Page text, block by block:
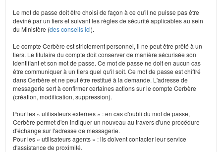
Le mot de passe doit être choisi de façon à ce qu'il ne puisse pas être
deviné par un tiers et suivant les règles de sécurité applicables au sein
du Ministère (des conseils ici).
Le compte Cerbère est strictement personnel, il ne peut être prêté à un
tiers. Le titulaire du compte doit conserver de manière sécurisée son
identifiant et son mot de passe. Ce mot de passe ne doit en aucun cas
être communiquer à un tiers quel qu'il soit. Ce mot de passe est chiffré
dans Cerbère et ne peut être restitué à la demande. L'adresse de
messagerie sert à confirmer certaines actions sur le compte Cerbère
(création, modification, suppression).
Pour les « utilisateurs externes » : en cas d'oubli du mot de passe,
Cerbère permet d'en indiquer un nouveau au travers d'une procédure
d'échange sur l'adresse de messagerie.
Pour les « utilisateurs agents » : ils doivent contacter leur service
d'assistance de proximité.